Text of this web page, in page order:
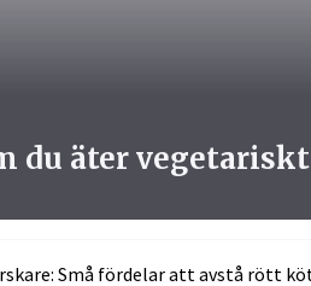
du äter vegetariskt